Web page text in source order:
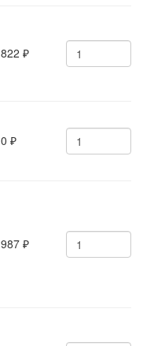
822 ₽
0 ₽
987 ₽